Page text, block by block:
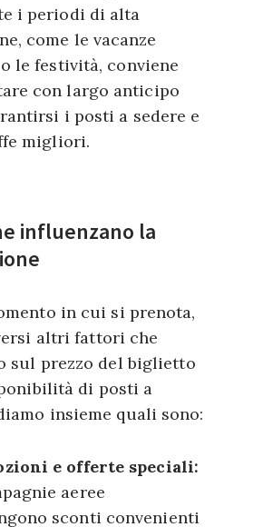
i periodi di alta
come le vacanze
le festività, conviene
con largo anticipo
i posti a sedere e
migliori.
influenzano la
in cui si prenota,
altri fattori che
sul prezzo del biglietto
di posti a
insieme quali sono:
e offerte speciali:
aeree
sconti convenienti